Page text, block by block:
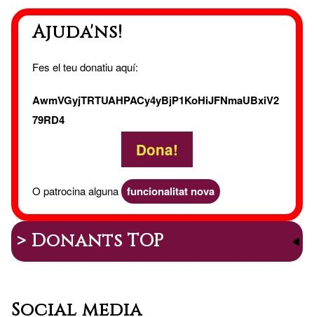
Ajuda'ns!
Fes el teu donatiu aquí:
AwmVGyjTRTUAHPACy4yBjP1KoHiJFNmaUBxiV2
79RD4
Dona!
O patrocina alguna funcionalitat nova
> Donants TOP
Social media